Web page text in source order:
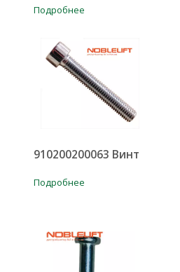
Подробнее
910200200063 Винт
Подробнее